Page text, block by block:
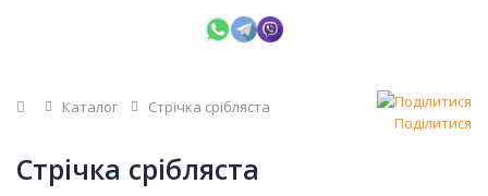
Головна
Каталог
Стрічка срібляста
Поділитися
Стрічка срібляста